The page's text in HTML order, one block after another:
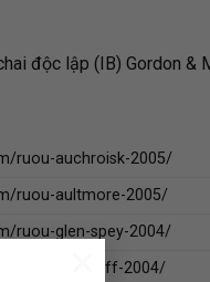
độc lập (IB) Gordon &
ruou-auchroisk-2005/
ruou-aultmore-2005/
ruou-glen-spey-2004/
ruou-macduff-2004/